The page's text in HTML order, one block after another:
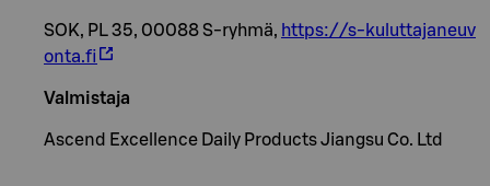
SOK, PL 35, 00088 S-ryhmä, https://s-kuluttajaneuv
onta.fi
Valmistaja
Ascend Excellence Daily Products Jiangsu Co. Ltd